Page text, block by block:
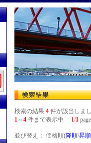
検索の結果 4件が該当しま
1～4件まで表示中 1/1page
並び替え： 価格順(降順/昇順